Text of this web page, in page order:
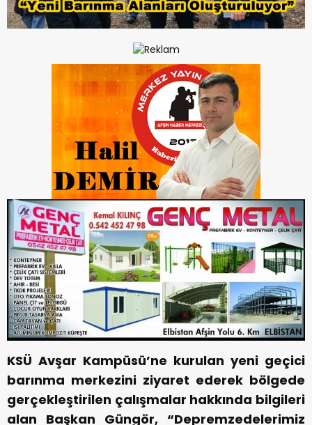
KSÜ Avşar Kampüsü’ne kurulan yeni geçici
barınma merkezini ziyaret ederek bölgede
gerçekleştirilen çalışmalar hakkında bilgileri
alan Başkan Güngör, “Depremzedelerimiz